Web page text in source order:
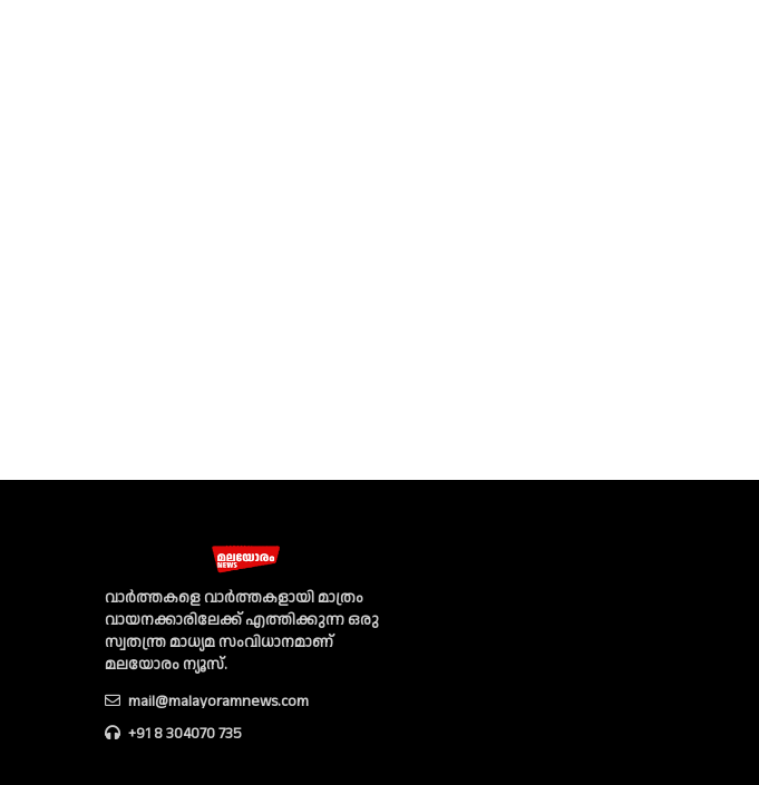
വാര്‍ത്തകളെ വാര്‍ത്തകളായി മാത്രം
വായനക്കാരിലേക്ക് എത്തിക്കുന്ന ഒരു
സ്വതന്ത്ര മാധ്യമ സംവിധാനമാണ്
മലയോരം ന്യൂസ്‌.
mail@malayoramnews.com
+91 8 304070 735